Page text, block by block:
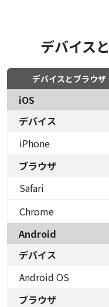
デバイス
デバイスとブラウザ
iOS
デバイス
iPhone
ブラウザ
Safari
Chrome
Android
デバイス
Android OS
ブラウザ